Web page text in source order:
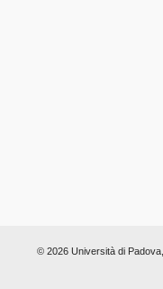
© 2026 Università di Padova,